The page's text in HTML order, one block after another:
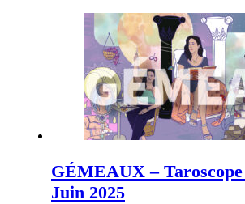
GÉMEAUX –
Juin 2025